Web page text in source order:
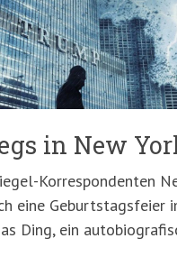
in New
Korrespondenten
eine Geburtstagsfeier
Ding, ein